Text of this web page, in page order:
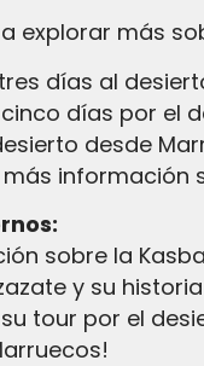
explorar más
días al
días por el
desde
información
sobre la
y su
su tour por el